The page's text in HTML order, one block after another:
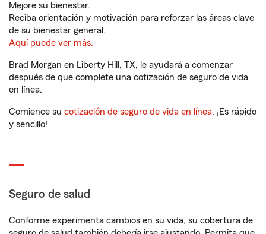
Mejore su bienestar.
Reciba orientación y motivación para reforzar las áreas clave
de su bienestar general.
Aquí puede ver más.
Brad Morgan en Liberty Hill, TX, le ayudará a comenzar
después de que complete una cotización de seguro de vida
en línea.
Comience su cotización de seguro de vida en línea. ¡Es rápido
y sencillo!
Seguro de salud
Conforme experimenta cambios en su vida, su cobertura de